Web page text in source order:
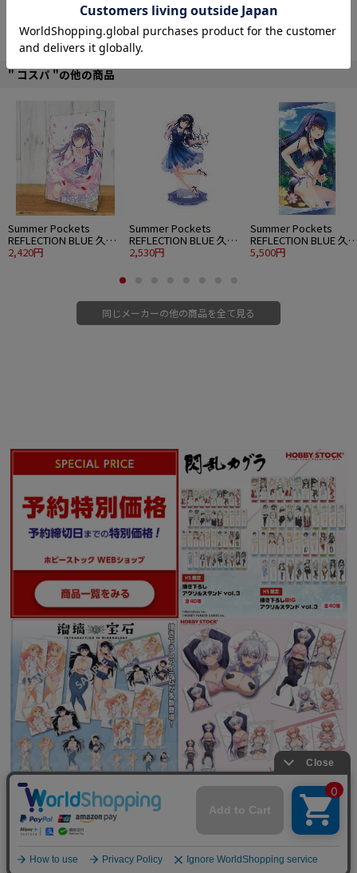
斜めがけにも向いた長めのベルト部や、開口部のスナップボタン、パスケース
や携帯電話を入れられる便利な内ポケットなど、機能性も抜群です！
サブバッグとしても最適な、イベントやお買い物で活躍まちがいなしの定番ア
■サイズ：縦40×横36×マチ13cm
©宮原るり/芳文社・藤女生徒会
" コスパ "の他の商品
Summer Pockets
REFLECTION BLUE 久島
鴎 アクリルアートスタ
2,420円
Summer Pockets
REFLECTION BLUE 久島
鴎 アクリルスタンド 大
2,530円
Summer Pockets
REFLECTION BLUE 久
鴎 120cmビッグタオル
5,500円
同じメーカーの他の商品を全て見る